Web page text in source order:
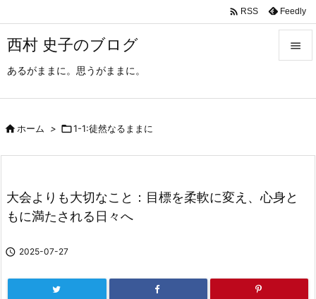
西村 史子のブログ
あるがままに。思うがままに。

次へ
 RSS Feedly
ホーム > 1-1:徒然なるままに
大会よりも大切なこと：目標を柔軟に変え、心身と
もに満たされる日々へ
 2025-07-27